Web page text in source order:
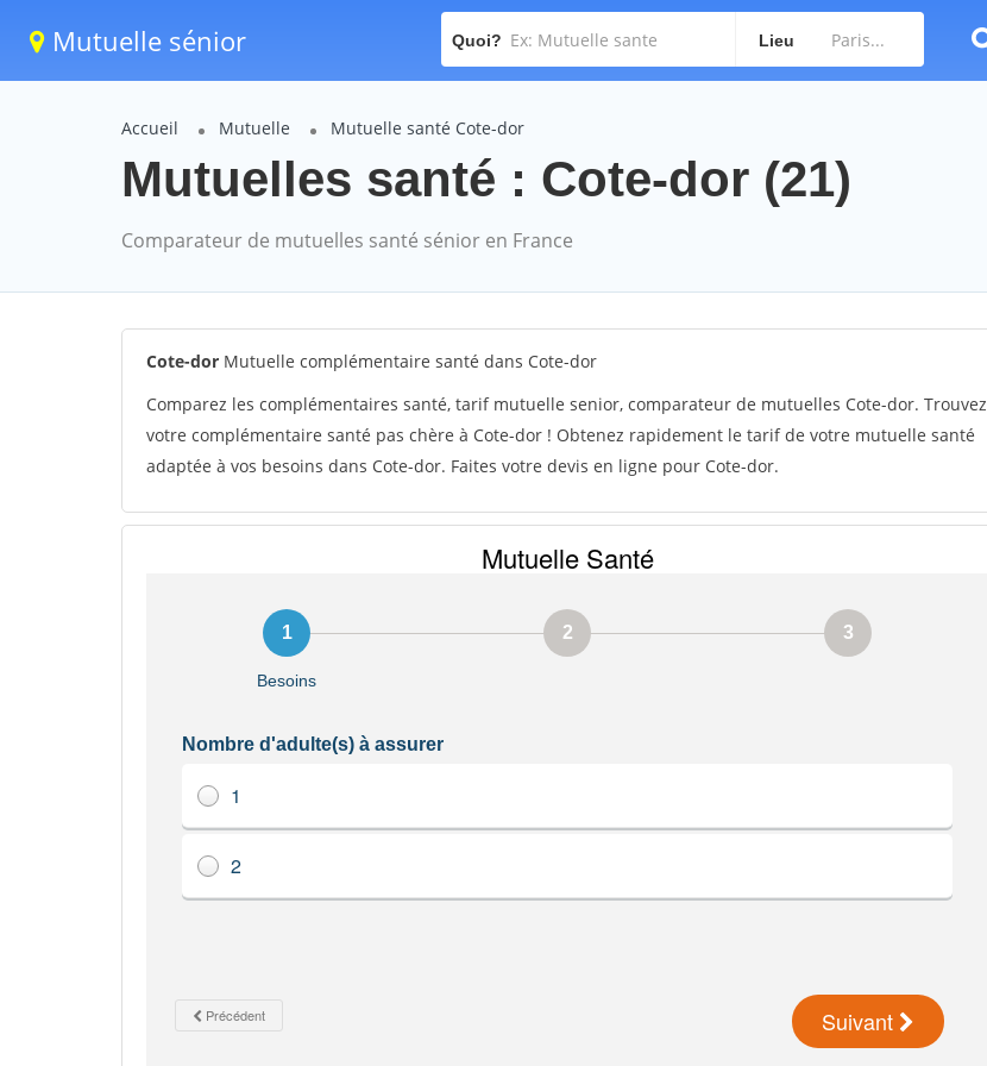
Mutuelle sénior Quoi? Lieu
Accueil Mutuelle Mutuelle santé Cote-dor
Mutuelles santé : Cote-dor (21)
Comparateur de mutuelles santé sénior en France
Cote-dor Mutuelle complémentaire santé dans Cote-dor
Comparez les complémentaires santé, tarif mutuelle senior, comparateur de mutuelles Cote-dor. Trouvez
votre complémentaire santé pas chère à Cote-dor ! Obtenez rapidement le tarif de votre mutuelle santé
adaptée à vos besoins dans Cote-dor. Faites votre devis en ligne pour Cote-dor.